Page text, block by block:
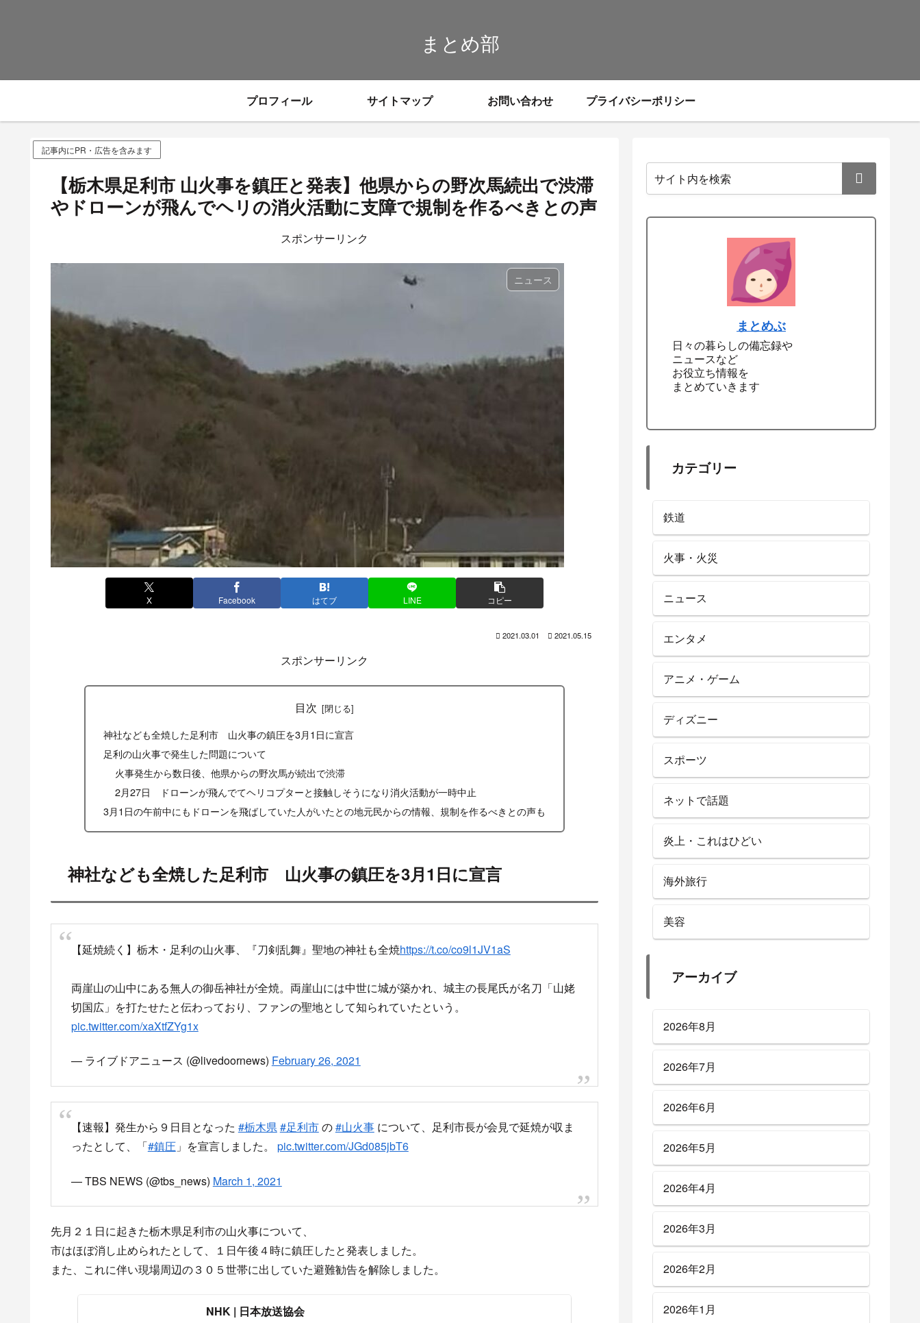
まとめ部
プロフィール サイトマップ お問い合わせ プライバシーポリシー
記事内にPR・広告を含みます
【栃木県足利市 山火事を鎮圧と発表】他県からの野次馬続出で渋滞
やドローンが飛んでヘリの消火活動に支障で規制を作るべきとの声
スポンサーリンク
ニュース
X Facebook はてブ LINE コピー
2021.03.01 2021.05.15
スポンサーリンク
目次
神社なども全焼した足利市 山火事の鎮圧を3月1日に宣言
足利の山火事で発生した問題について
火事発生から数日後、他県からの野次馬が続出で渋滞
2月27日 ドローンが飛んでてヘリコプターと接触しそうになり消火活動が一時中止
3月1日の午前中にもドローンを飛ばしていた人がいたとの地元民からの情報、規制を作るべきとの声も
神社なども全焼した足利市 山火事の鎮圧を3月1日に宣言
【延焼続く】栃木・足利の山火事、『刀剣乱舞』聖地の神社も全焼https://t.co/co9l1JV1aS
両崖山の山中にある無人の御岳神社が全焼。両崖山には中世に城が築かれ、城主の長尾氏が名刀「山姥
切国広」を打たせたと伝わっており、ファンの聖地として知られていたという。
pic.twitter.com/xaXtfZYg1x
— ライブドアニュース (@livedoornews) February 26, 2021
【速報】発生から９日目となった #栃木県#足利市の#山火事について、足利市長が会見で延焼が収ま
ったとして、「#鎮圧」を宣言しました。 pic.twitter.com/JGd085jbT6
— TBS NEWS (@tbs_news) March 1, 2021
先月２１日に起きた栃木県足利市の山火事について、
市はほぼ消し止められたとして、１日午後４時に鎮圧したと発表しました。
また、これに伴い現場周辺の３０５世帯に出していた避難勧告を解除しました。
NHK | 日本放送協会
まとめぶ
日々の暮らしの備忘録や
ニュースなど
お役立ち情報を
まとめていきます
カテゴリー
鉄道
火事・火災
ニュース
エンタメ
アニメ・ゲーム
ディズニー
スポーツ
ネットで話題
炎上・これはひどい
海外旅行
美容
アーカイブ
2026年8月
2026年7月
2026年6月
2026年5月
2026年4月
2026年3月
2026年2月
2026年1月